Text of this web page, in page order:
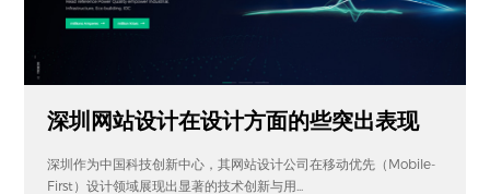
深圳网站设计在设计方面的些突出表现
深圳作为中国科技创新中心，其网站设计公司在移动优先（Mobile-
First）设计领域展现出显著的技术创新与用...